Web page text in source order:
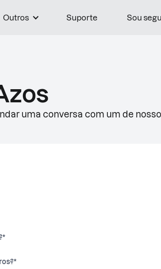
Outros Suporte Sou
uma conversa com um de
*
*